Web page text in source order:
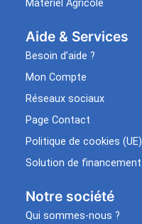
Matériel Agricole
Aide & Services​
Besoin d’aide ?
Mon Compte
Réseaux sociaux
Page Contact
Politique de cookies (UE)
Solution de financement
Notre société
Qui sommes-nous ?